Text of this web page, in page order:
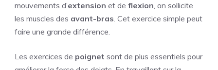
mouvements d’extension et de flexion, on sollicite
les muscles des avant-bras. Cet exercice simple peut
faire une grande différence.
Les exercices de poignet sont de plus essentiels pour